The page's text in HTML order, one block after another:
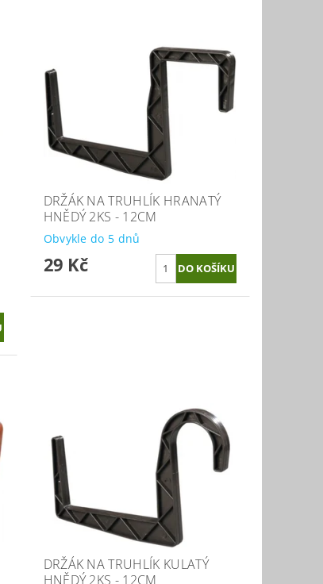
DRŽÁK NA TRUHLÍK HRANATÝ
HNĚDÝ 2KS - 12CM
Obvykle do 5 dnů
29 Kč
DRŽÁK NA TRUHLÍK KULATÝ
HNĚDÝ 2KS - 12CM